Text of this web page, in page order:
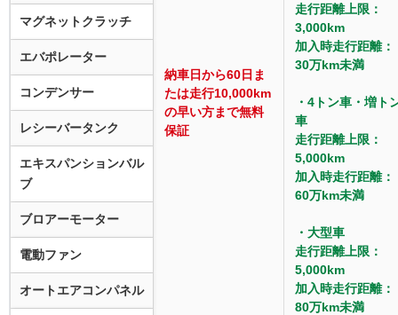
納車日から60日ま
たは走行10,000km
の早い方まで無料
保証
走行距離上限：
3,000km
加入時走行距離：
30万km未満
・4トン車・増ト
車
走行距離上限：
5,000km
加入時走行距離：
60万km未満
・大型車
走行距離上限：
5,000km
加入時走行距離：
80万km未満
マグネットクラッチ
エバポレーター
コンデンサー
レシーバータンク
エキスパンションバル
ブ
ブロアーモーター
電動ファン
オートエアコンパネル